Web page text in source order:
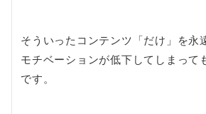
そういったコンテンツ「だけ」を永
モチベーションが低下してしまって
です。